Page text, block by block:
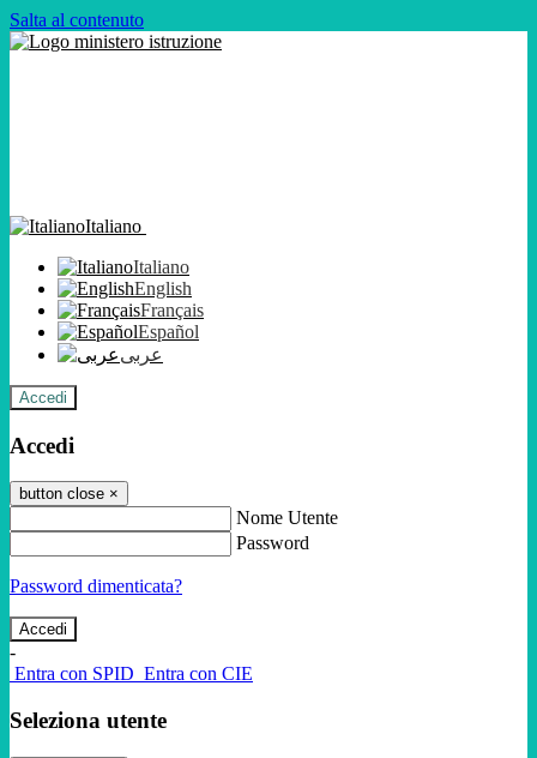
Salta al contenuto
Italiano
Italiano
English
Français
Español
عربى
Accedi
Accedi
button close ×
Nome Utente
Password
Password dimenticata?
-
Entra con SPID Entra con CIE
Seleziona utente